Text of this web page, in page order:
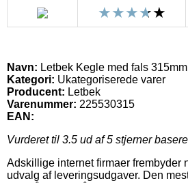
Navn: Letbek Kegle med fals 315mm
Kategori: Ukategoriserede varer
Producent: Letbek
Varenummer: 225530315
EAN:
Vurderet til 3.5 ud af 5 stjerner
Adskillige internet firmaer frembyder
udvalg af leveringsudgaver. Den